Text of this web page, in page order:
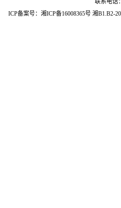
联系电话
ICP备案号： 湘ICP备16008365号 湘B1.B2-